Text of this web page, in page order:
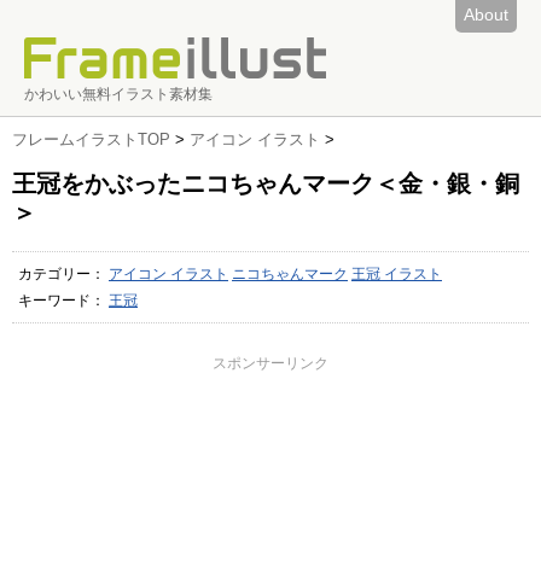
About
かわいい無料イラスト素材集
フレームイラストTOP > アイコン イラスト >
王冠をかぶったニコちゃんマーク＜金・銀・銅
＞
カテゴリー： アイコン イラスト ニコちゃんマーク 王冠 イラスト
キーワード： 王冠
スポンサーリンク